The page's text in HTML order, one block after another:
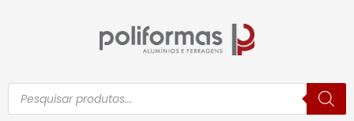
Pesquisar
produtos